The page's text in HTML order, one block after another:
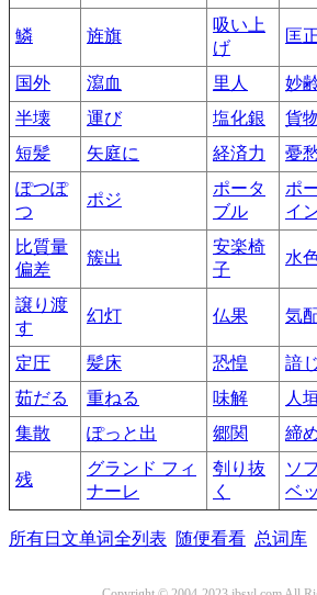
鱗 旌旗
吸い上
げ
匡
国外 瀉血 里人 妙
半壊
運び 塩化銀 貨
短髪
矢庭に 経済力 憂
ぽつぽ
つ
ポジ
ポータ
ブル
ポ
イ
比質量
偏差
簇出
安楽椅
子
水
譲り渡
す
幻灯 仏果 気
定圧 髪床 恐惶 諳
茹だる
重ねる 味解 人
集散
ぽっと出 郷関 締
残
グランド フィ
ナーレ
刳り抜
く
ソ
ベ
所有日文单词全列表 随便看看 总词库